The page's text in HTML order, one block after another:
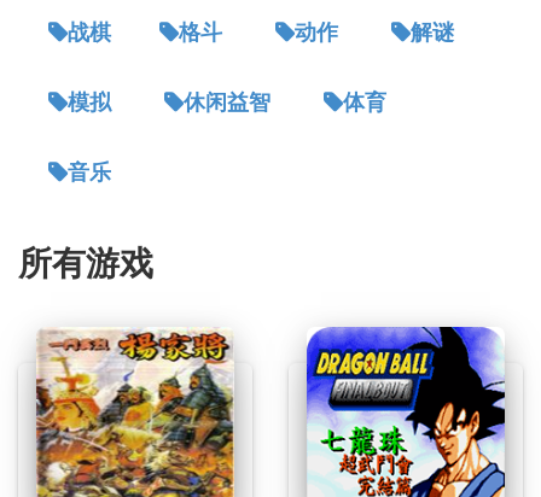
战棋 格斗 动作 解谜
模拟 休闲益智 体育
音乐
所有游戏